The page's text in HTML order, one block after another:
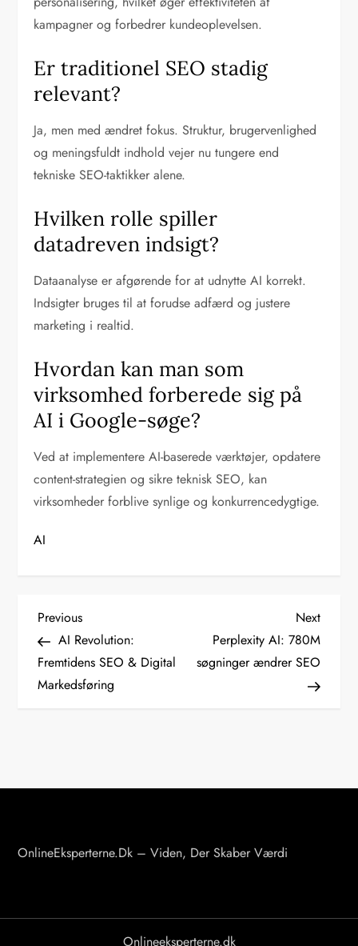
kampagner og forbedrer kundeoplevelsen.
Er traditionel SEO stadig
relevant?
Ja, men med ændret fokus. Struktur, brugervenlighed
og meningsfuldt indhold vejer nu tungere end
tekniske SEO-taktikker alene.
Hvilken rolle spiller
datadreven indsigt?
Dataanalyse er afgørende for at udnytte AI korrekt.
Indsigter bruges til at forudse adfærd og justere
marketing i realtid.
Hvordan kan man som
virksomhed forberede sig på
AI i Google-søge?
Ved at implementere AI-baserede værktøjer, opdatere
content-strategien og sikre teknisk SEO, kan
virksomheder forblive synlige og konkurrencedygtige.
AI
I
n
d
l
v
a
Previous
Post
Previous
AI Revolution:
Fremtidens SEO & Digital
Markedsføring
Next
Post
Next
Perplexity AI: 780M
søgninger ændrer SEO
OnlineEksperterne.dk – Viden, Der Skaber Værdi
Onlineeksperterne.dk